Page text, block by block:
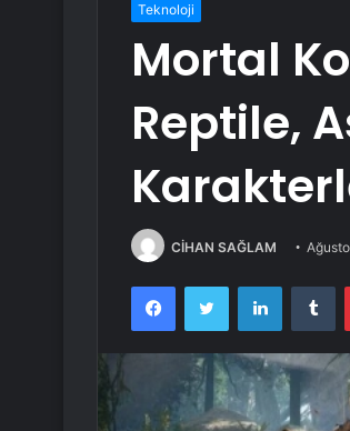
Teknoloji
Mortal
Reptile,
CİHAN SAĞLAM
FacebookTwitter LinkedIn